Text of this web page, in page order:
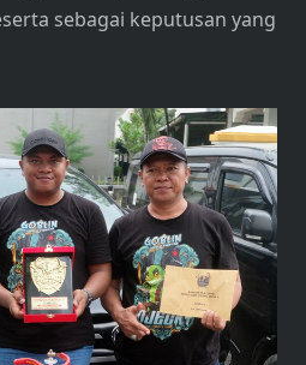
sebagai keputusan yang